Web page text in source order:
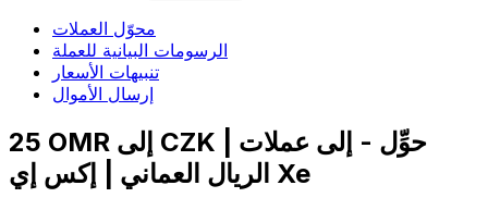
محوّل العملات
الرسومات البيانية للعملة
تنبيهات الأسعار
إرسال الأموال
25 OMR إلى CZK | حوِّل - إلى عملات
الريال العماني | إكس إي Xe